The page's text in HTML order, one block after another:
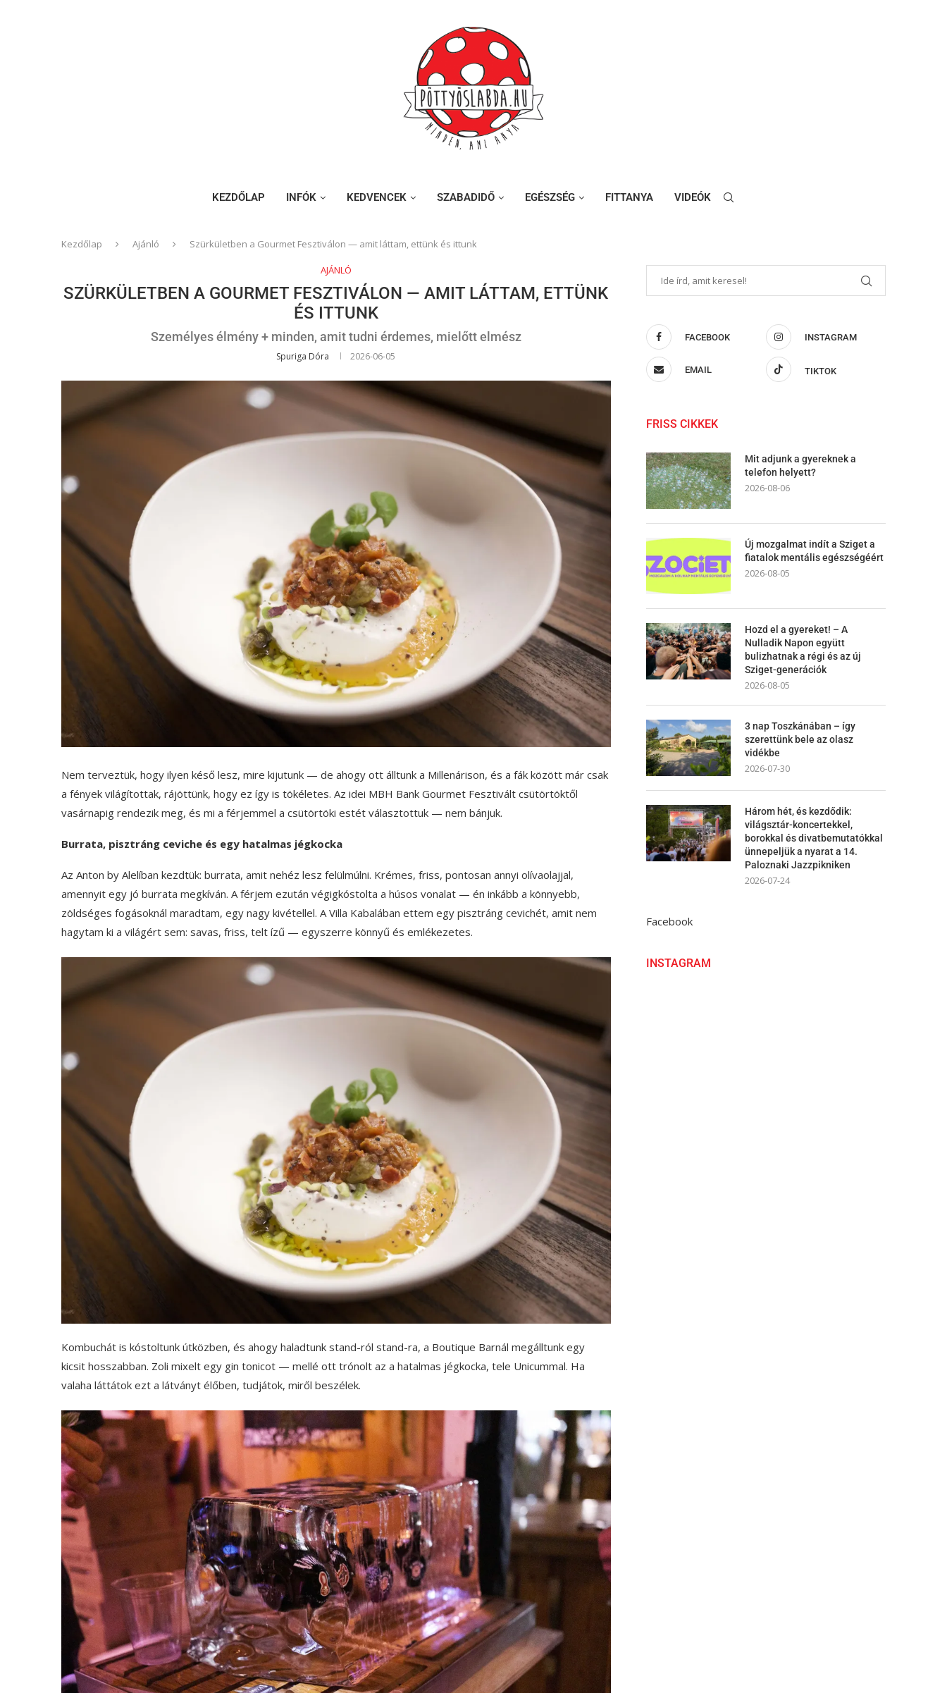
KEZDŐLAP INFÓK KEDVENCEK SZABADIDŐ EGÉSZSÉG FITTANYA VIDEÓK
Kezdőlap Ajánló Szürkületben a Gourmet Fesztiválon — amit láttam, ettünk és ittunk
AJÁNLÓ
SZÜRKÜLETBEN A GOURMET FESZTIVÁLON — AMIT LÁTTAM, ETTÜNK
ÉS ITTUNK
Személyes élmény + minden, amit tudni érdemes, mielőtt elmész
Spuriga Dóra 2026-06-05
Nem terveztük, hogy ilyen késő lesz, mire kijutunk — de ahogy ott álltunk a Millenárison, és a fák között már csak
a fények világítottak, rájöttünk, hogy ez így is tökéletes. Az idei MBH Bank Gourmet Fesztivált csütörtöktől
vasárnapig rendezik meg, és mi a férjemmel a csütörtöki estét választottuk — nem bánjuk.
Burrata, pisztráng ceviche és egy hatalmas jégkocka
Az Anton by Alelíban kezdtük: burrata, amit nehéz lesz felülmúlni. Krémes, friss, pontosan annyi olívaolajjal,
amennyit egy jó burrata megkíván. A férjem ezután végigkóstolta a húsos vonalat — én inkább a könnyebb,
zöldséges fogásoknál maradtam, egy nagy kivétellel. A Villa Kabalában ettem egy pisztráng cevichét, amit nem
hagytam ki a világért sem: savas, friss, telt ízű — egyszerre könnyű és emlékezetes.
Kombuchát is kóstoltunk útközben, és ahogy haladtunk stand-ról stand-ra, a Boutique Barnál megálltunk egy
kicsit hosszabban. Zoli mixelt egy gin tonicot — mellé ott trónolt az a hatalmas jégkocka, tele Unicummal. Ha
valaha láttátok ezt a látványt élőben, tudjátok, miről beszélek.
FACEBOOK INSTAGRAM
EMAIL TIKTOK
FRISS CIKKEK
Mit adjunk a gyereknek a
telefon helyett?
2026-08-06
Új mozgalmat indít a Sziget a
fiatalok mentális egészségéért
2026-08-05
Hozd el a gyereket! – A
Nulladik Napon együtt
bulizhatnak a régi és az új
Sziget-generációk
2026-08-05
3 nap Toszkánában – így
szerettünk bele az olasz
vidékbe
2026-07-30
Három hét, és kezdődik:
világsztár-koncertekkel,
borokkal és divatbemutatókkal
ünnepeljük a nyarat a 14.
Paloznaki Jazzpikniken
2026-07-24
Facebook
INSTAGRAM